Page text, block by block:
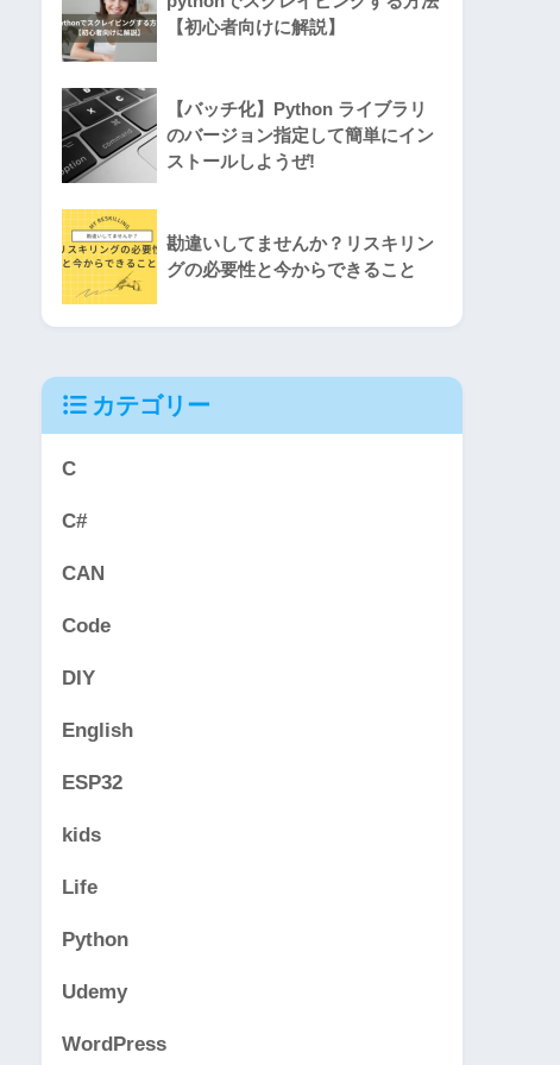
【初心者向けに解説】
【バッチ化】Python ライブラリ
のバージョン指定して簡単にイン
ストールしようぜ!
勘違いしてませんか？リスキリン
グの必要性と今からできること
カテゴリー
C
C#
CAN
Code
DIY
English
ESP32
kids
Life
Python
Udemy
WordPress